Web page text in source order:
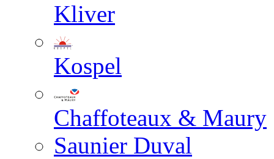
Kliver
Kospel
Chaffoteaux & Maury
Saunier Duval